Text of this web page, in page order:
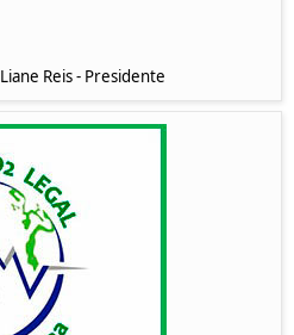
Liane Reis - Presidente